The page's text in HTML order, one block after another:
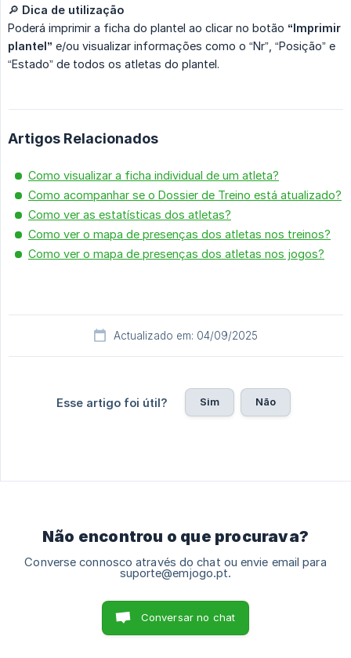
🔎 Dica de utilização
Poderá imprimir a ficha do plantel ao clicar no botão “Imprimir
plantel” e/ou visualizar informações como o “Nr”, “Posição” e
“Estado” de todos os atletas do plantel.
Artigos Relacionados
Como visualizar a ficha individual de um atleta?
Como acompanhar se o Dossier de Treino está atualizado?
Como ver as estatísticas dos atletas?
Como ver o mapa de presenças dos atletas nos treinos?
Como ver o mapa de presenças dos atletas nos jogos?
Actualizado em: 04/09/2025
Esse artigo foi útil? Sim Não
Não encontrou o que procurava?
Converse connosco através do chat ou envie email para
suporte@emjogo.pt.
Conversar no chat